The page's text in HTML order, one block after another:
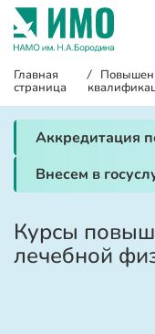
Главная
страница
/
Аккредитация
Внесем в
Курсы
лечебной